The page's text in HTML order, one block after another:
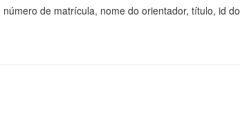
de matrícula, nome do orientador, título, id do